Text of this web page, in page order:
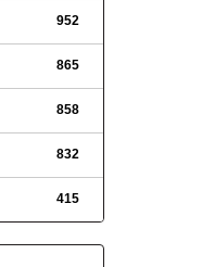
952
865
858
832
415